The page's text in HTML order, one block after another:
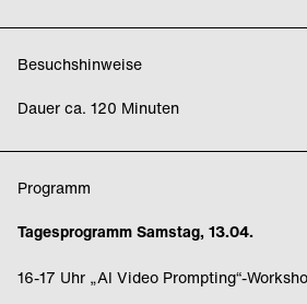
Besuchshinweise
Dauer ca. 120 Minuten
Programm
Tagesprogramm Samstag, 13.04.
16-17 Uhr „AI Video Prompting“-